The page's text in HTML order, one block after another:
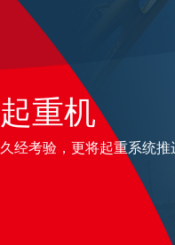
起重机
久经考验，更将起重系统